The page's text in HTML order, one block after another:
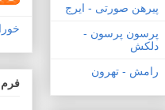
پیرهن صورتی - ایرج
پرسون پرسون -
دلکش
رامش - تهرون